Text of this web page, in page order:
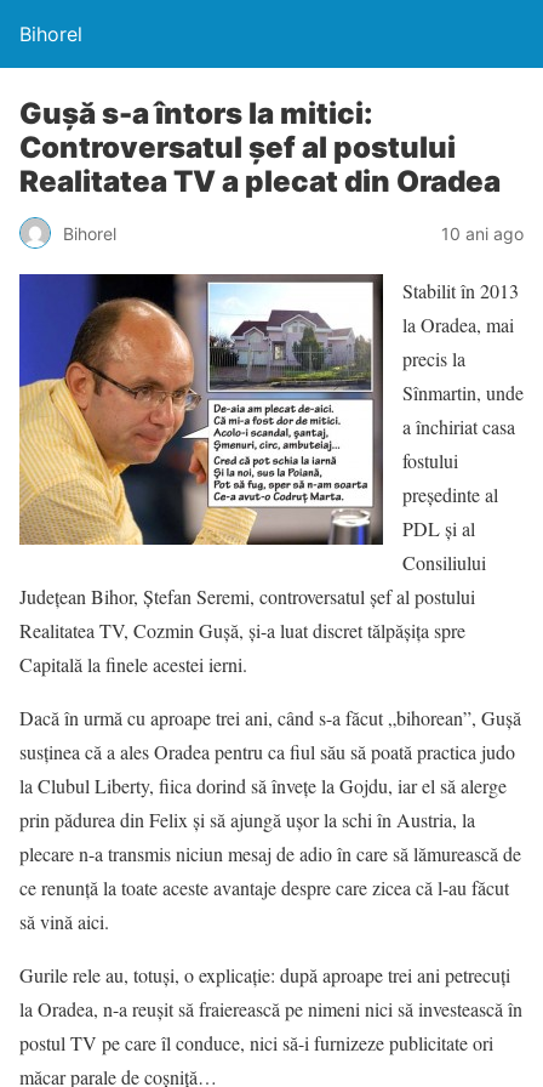
Bihorel
Guşă s-a întors la mitici:
Controversatul şef al postului
Realitatea TV a plecat din Oradea
Bihorel 10 ani ago
Stabilit în 2013
la Oradea, mai
precis la
Sînmartin, unde
a închiriat casa
fostului
preşedinte al
PDL şi al
Consiliului
Judeţean Bihor, Ştefan Seremi, controversatul şef al postului
Realitatea TV, Cozmin Guşă, şi-a luat discret tălpăşiţa spre
Capitală la finele acestei ierni.
Dacă în urmă cu aproape trei ani, când s-a făcut „bihorean”, Guşă
susţinea că a ales Oradea pentru ca fiul său să poată practica judo
la Clubul Liberty, fiica dorind să înveţe la Gojdu, iar el să alerge
prin pădurea din Felix şi să ajungă uşor la schi în Austria, la
plecare n-a transmis niciun mesaj de adio în care să lămurească de
ce renunţă la toate aceste avantaje despre care zicea că l-au făcut
să vină aici.
Gurile rele au, totuşi, o explicaţie: după aproape trei ani petrecuţi
la Oradea, n-a reuşit să fraierească pe nimeni nici să investească în
postul TV pe care îl conduce, nici să-i furnizeze publicitate ori
măcar parale de coşniţă…